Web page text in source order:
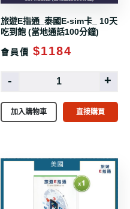
旅遊E指通_泰國E-sim卡_ 10天
吃到飽 (當地通話100分鐘)
會員價 $1184
- +
加入購物車 直接購買